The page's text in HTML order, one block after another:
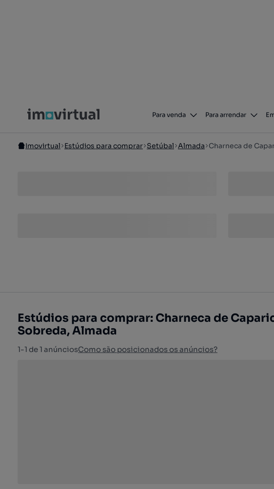
Para venda Para arrendar
Imovirtual Estúdios para comprar Setúbal Almada Charneca de
Estúdios para comprar: Charneca de
Sobreda, Almada
1-1 de 1 anúnciosComo são posicionados os anúncios?